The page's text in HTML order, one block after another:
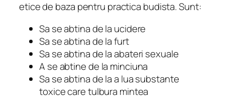
etice de baza pentru practica budista. Sunt:
Sa se abtina de la ucidere
Sa se abtina de la furt
Sa se abtina de la abateri sexuale
A se abtine de la minciuna
Sa se abtina de la a lua substante
toxice care tulbura mintea